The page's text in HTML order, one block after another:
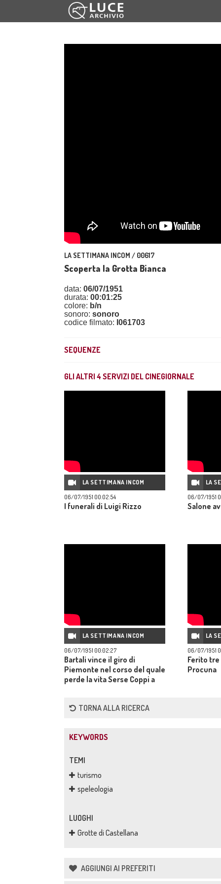
LA SETTIMANA INCOM / 00617
Scoperta la Grotta Bianca
data: 06/07/1951
durata: 00:01:25
colore: b/n
sonoro: sonoro
codice filmato: I061703
SEQUENZE
GLI ALTRI 4SERVIZI DEL CINEGIORNALE
LA SETTIMANA INCOM
06/07/1951 00:02:54
I funerali di Luigi Rizzo
LA
06/07/1951
Salone
LA SETTIMANA INCOM
06/07/1951 00:02:27
Bartali vince il giro di
Piemonte nel corso del quale
perde la vita Serse Coppi a
LA
06/07/1951
Ferito
Procuna
TORNA ALLA RICERCA
KEYWORDS
TEMI
turismo
speleologia
LUOGHI
Grotte di Castellana
AGGIUNGI AI PREFERITI